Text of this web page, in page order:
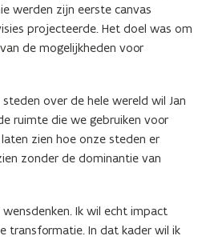
werden zijn eerste canvas
projecteerde. Het doel was om
de mogelijkheden voor
over de hele wereld wil Jan
ruimte die we gebruiken voor
zien hoe onze steden er
zonder de dominantie van
Ik wil echt impact
transformatie. In dat kader wil ik